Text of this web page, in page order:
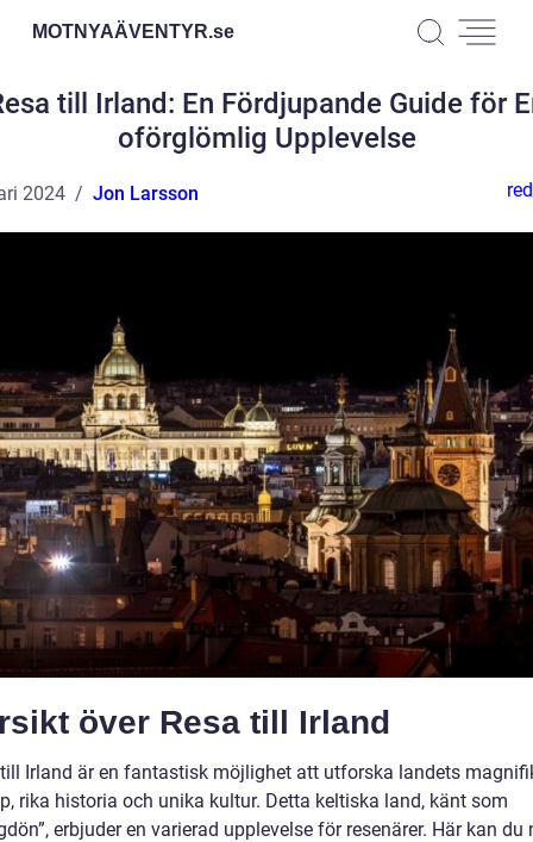
MOTNYAÄVENTYR.se
till Irland: En Fördjupande Guide för
oförglömlig Upplevelse
2024 Jon Larsson
över Resa till Irland
Irland är en fantastisk möjlighet att utforska landets
rika historia och unika kultur. Detta keltiska land, känt som
erbjuder en varierad upplevelse för resenärer. Här kan du